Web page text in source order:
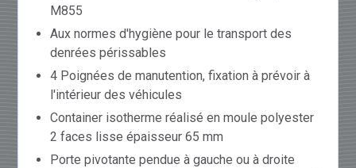
M855
Aux normes d'hygiène pour le transport des
denrées périssables
4 Poignées de manutention, fixation à prévoir à
l'intérieur des véhicules
Container isotherme réalisé en moule polyester
2 faces lisse épaisseur 65 mm
Porte pivotante pendue à gauche ou à droite